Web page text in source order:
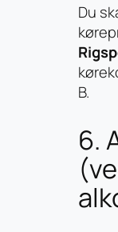
Du
B.
6.